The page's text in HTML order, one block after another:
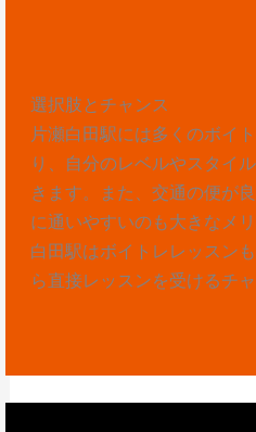
選択肢とチャンス
片瀬白田駅には多くのボイ
り、自分のレベルやスタイ
きます。また、交通の便が
に通いやすいのも大きなメ
白田駅はボイトレレッスン
ら直接レッスンを受けるチ